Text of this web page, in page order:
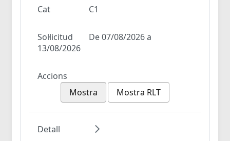
Cat C1
Sol·licitud
De 07/08/2026 a
13/08/2026
Accions
Mostra
Mostra RLT
Detall